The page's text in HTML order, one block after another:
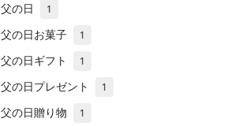
父の日 1
父の日お菓子 1
父の日ギフト 1
父の日プレゼント 1
父の日贈り物 1